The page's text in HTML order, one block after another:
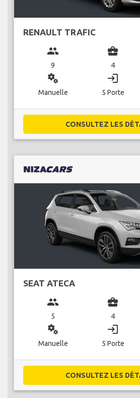
RENAULT TRAFIC
group
9
business_center
4
miscellaneous_services
Manuelle
login
5 Porte
CONSULTEZ LES
SEAT ATECA
group
5
business_center
4
miscellaneous_services
Manuelle
login
5 Porte
CONSULTEZ LES